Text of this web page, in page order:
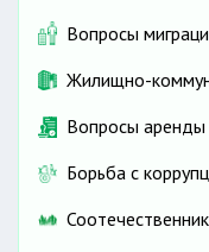
Вопросы
Жилищно-
Вопросы
Борьба с